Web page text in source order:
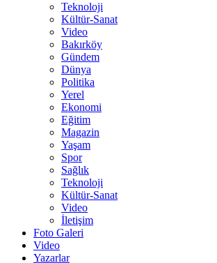
Teknoloji
Kültür-Sanat
Video
Bakırköy
Gündem
Dünya
Politika
Yerel
Ekonomi
Eğitim
Magazin
Yaşam
Spor
Sağlık
Teknoloji
Kültür-Sanat
Video
İletişim
Foto Galeri
Video
Yazarlar